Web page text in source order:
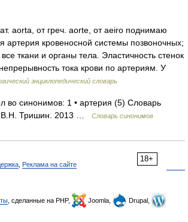
aorta, от греч. aorte, от aeiro поднимаю
артерия кровеносной системы позвоночных;
ткани и органы тела. Эластичность стенок
тока крови по артериям. У
энциклопедический словарь
во синонимов: 1 • артерия (5) Словарь
В.Н. Тришин. 2013 …
Словарь синонимов
18+
Реклама на сайте
, сделанные на PHP, Joomla,
Drupal,